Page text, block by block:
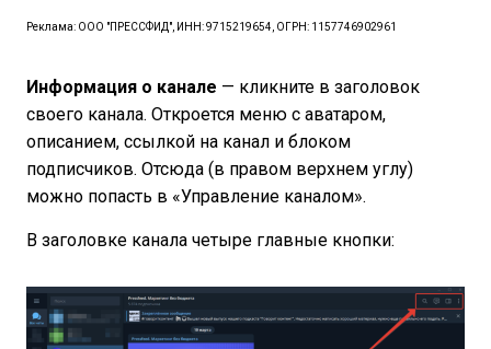
Реклама: ООО "ПРЕССФИД", ИНН: 9715219654, ОГРН: 1157746902961
Информация о канале — кликните в заголовок
своего канала. Откроется меню с аватаром,
описанием, ссылкой на канал и блоком
подписчиков. Отсюда (в правом верхнем углу)
можно попасть в «Управление каналом».
В заголовке канала четыре главные кнопки: